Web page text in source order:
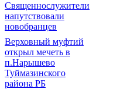
Священнослужители
напутствовали
новобранцев
Верховный муфтий
открыл мечеть в
п.Нарышево
Туймазинского
района РБ